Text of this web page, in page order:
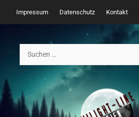
Inhalt
springen
Impressum Datenschutz Kontakt
nach: